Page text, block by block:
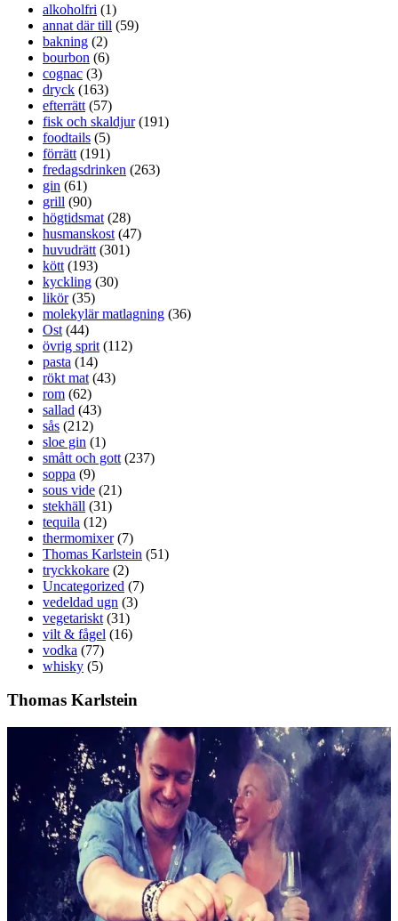
alkoholfri (1)
annat där till (59)
bakning (2)
bourbon (6)
cognac (3)
dryck (163)
efterrätt (57)
fisk och skaldjur(191)
foodtails (5)
förrätt (191)
fredagsdrinken (263)
gin (61)
grill (90)
högtidsmat (28)
husmanskost (47)
huvudrätt (301)
kött (193)
kyckling (30)
likör(35)
molekylär matlagning (36)
Ost (44)
övrig sprit (112)
pasta (14)
rökt mat (43)
rom (62)
sallad (43)
sås (212)
sloe gin (1)
smått och gott (237)
soppa (9)
sous vide (21)
stekhäll (31)
tequila (12)
thermomixer(7)
Thomas Karlstein (51)
tryckkokare (2)
Uncategorized (7)
vedeldad ugn (3)
vegetariskt (31)
vilt & fågel (16)
vodka (77)
whisky (5)
Thomas Karlstein